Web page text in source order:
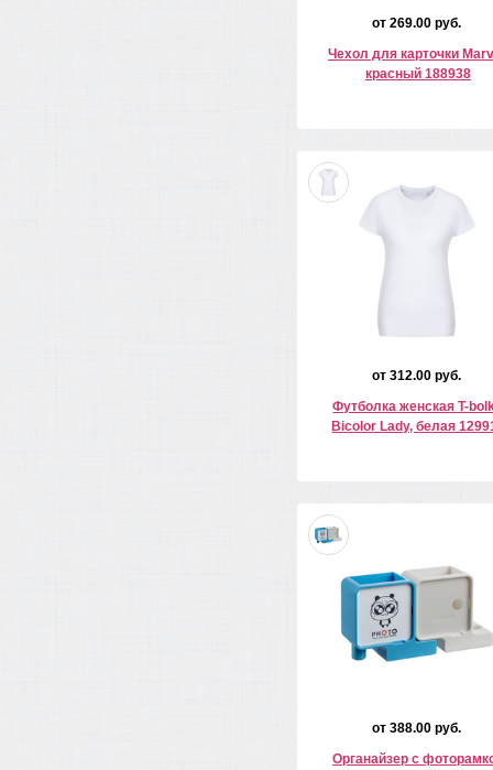
от 269.00 руб.
Чехол для карточки
красный 188938
от 312.00 руб.
Футболка женская T-
Bicolor Lady, белая
от 388.00 руб.
Органайзер с